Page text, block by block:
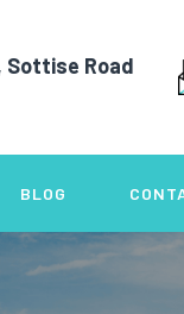
Sottise Road
BLOG